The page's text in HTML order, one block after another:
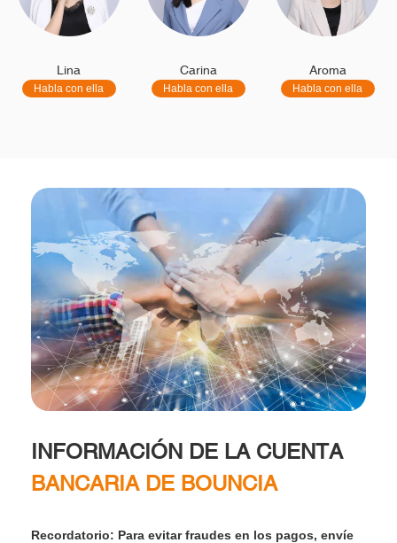
Lina
Habla con ella
Carina
Habla con ella
Aroma
Habla con ella
INFORMACIÓN DE LA CUENTA
BANCARIA DE BOUNCIA
Recordatorio: Para evitar fraudes en los pagos, envíe